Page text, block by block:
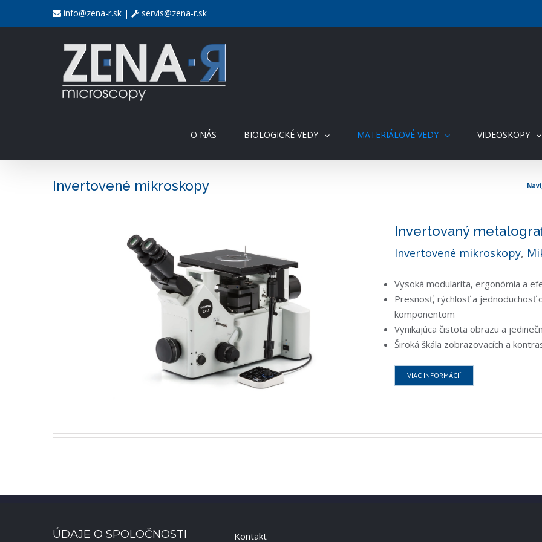
info@zena-r.sk | servis@zena-r.sk
O NÁS BIOLOGICKÉ VEDY MATERIÁLOVÉ VEDY VIDEOSKOPY
Invertovené mikroskopy
Invertovaný
Invertovené mikroskopy,
Vysoká modularita, ergonómia a
Presnosť, rýchlosť a jednoduchosť
komponentom
Vynikajúca čistota obrazu a
Široká škála zobrazovacích a
VIAC INFORMÁCIÍ
ÚDAJE O SPOLOČNOSTI Kontakt